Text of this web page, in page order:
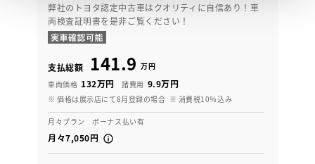
弊社のトヨタ認定中古車はクオリティに自信あり！車
両検査証明書を是非ご覧ください！
支払総額 141.9 万円
車両価格 132万円 諸費用 9.9万円
※ 価格は展示店にて8月登録の場合 ※ 消費税10％込み
月々プラン ボーナス払い有
月々7,050円